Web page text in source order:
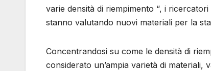
varie densità di riempimento “, i
stanno valutando nuovi materiali per la
Concentrandosi su come le densità di
considerato un’ampia varietà di